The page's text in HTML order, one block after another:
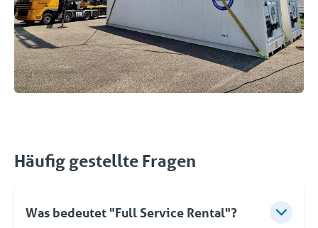
Häufig gestellte Fragen
Was bedeutet "Full Service Rental"?